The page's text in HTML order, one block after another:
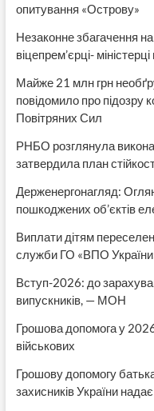
опитування «Острову»
Незаконне збагачення
віцепрем’єрці- міністерці
Майже 21 млн грн
повідомило про підозру
Повітряних Сил
РНБО розглянула
затвердила план
Держенергонагляд:
пошкоджених об’єктів
Виплати дітям
служби ГО «ВПО
Вступ-2026: до
випускників, — МОН
Грошова допомога у
військових
Грошову допомогу
захисників України